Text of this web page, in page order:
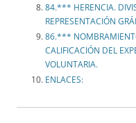
84.*** HERENCIA.
REPRESENTACIÓN
86.***
CALIFICACIÓN DEL
VOLUNTARIA.
ENLACES: